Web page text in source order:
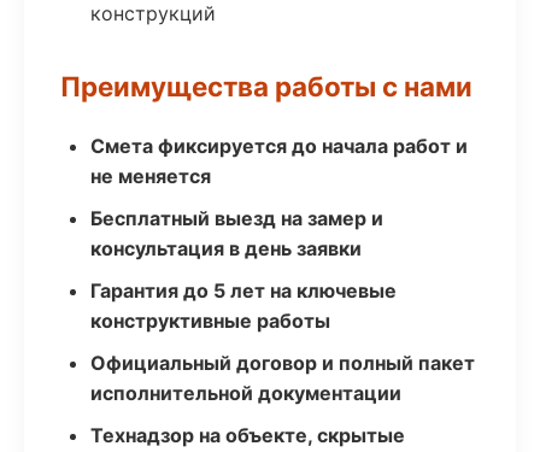
конструкций
Преимущества работы с нами
Смета фиксируется до начала работ и
не меняется
Бесплатный выезд на замер и
консультация в день заявки
Гарантия до 5 лет на ключевые
конструктивные работы
Официальный договор и полный пакет
исполнительной документации
Технадзор на объекте, скрытые